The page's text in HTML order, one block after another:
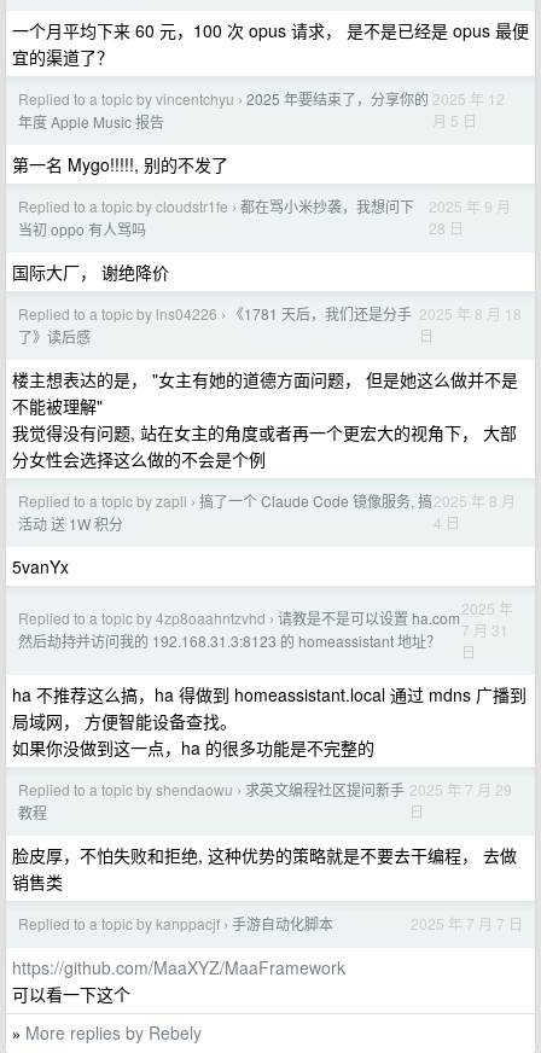
一个月平均下来 60 元，100 次 opus 请求， 是不是已经是 opus 最便
宜的渠道了？
Replied to a topic by vincentchyu › 2025 年要结束了，分享你的
年度 Apple Music 报告
2025 年 12
月 5 日
第一名 Mygo!!!!!, 别的不发了
Replied to a topic by cloudstr1fe › 都在骂小米抄袭，我想问下
当初 oppo 有人骂吗
2025 年 9 月
28 日
国际大厂， 谢绝降价
Replied to a topic by lns04226 ›
《1781 天后，我们还是分手
了》读后感
2025 年 8 月 18
日
楼主想表达的是， "女主有她的道德方面问题， 但是她这么做并不是
不能被理解"
我觉得没有问题, 站在女主的角度或者再一个更宏大的视角下， 大部
分女性会选择这么做的不会是个例
Replied to a topic by zapll › 搞了一个 Claude Code 镜像服务, 搞
活动 送 1W 积分
2025 年 8 月
4 日
5vanYx
Replied to a topic by 4zp8oaahntzvhd › 请教是不是可以设置 ha.com
然后劫持并访问我的 192.168.31.3:8123 的 homeassistant 地址？
2025 年
7 月 31
日
ha 不推荐这么搞，ha 得做到 homeassistant.local 通过 mdns 广播到
局域网， 方便智能设备查找。
如果你没做到这一点，ha 的很多功能是不完整的
Replied to a topic by shendaowu › 求英文编程社区提问新手
教程
2025 年 7 月 29
日
脸皮厚，不怕失败和拒绝, 这种优势的策略就是不要去干编程， 去做
销售类
Replied to a topic by kanppacjf › 手游自动化脚本 2025 年 7 月 7 日
https://github.com/MaaXYZ/MaaFramework
可以看一下这个
» More replies by Rebely